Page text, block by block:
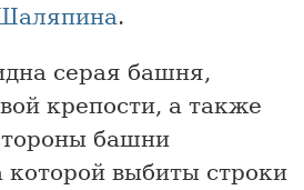
.
серая башня,
крепости, а также
башни
которой выбиты строки